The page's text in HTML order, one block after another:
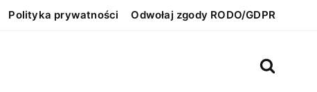
Polityka prywatności Odwołaj zgody RODO/GDPR